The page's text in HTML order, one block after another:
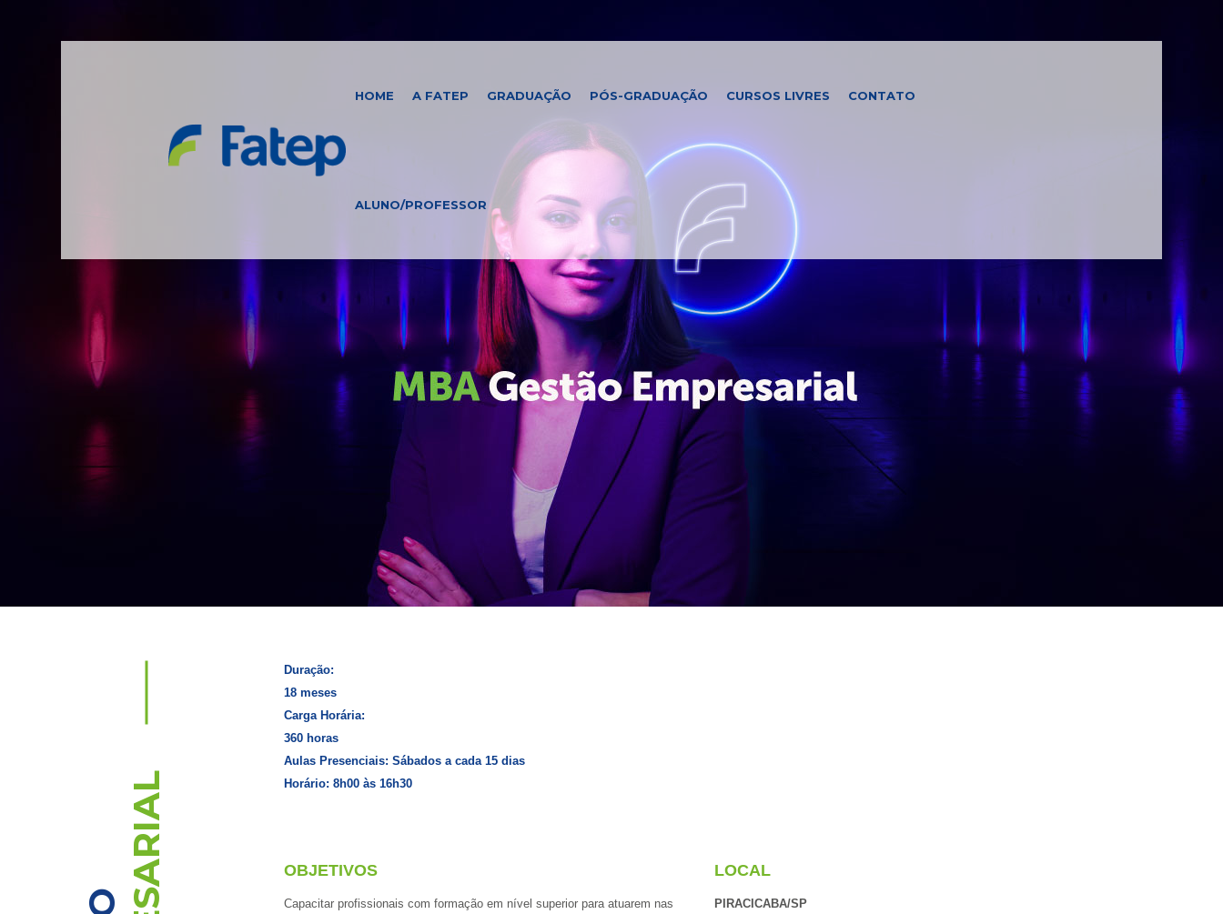
HOME A FATEP GRADUAÇÃO PÓS-GRADUAÇÃO CURSOS LIVRES CONTATO
ALUNO/PROFESSOR
Duração:
18 meses
Carga Horária:
360 horas
Aulas Presenciais: Sábados a cada 15 dias
Horário: 8h00 às 16h30
OBJETIVOS
Capacitar profissionais com formação em nível superior para atuarem nas
LOCAL
PIRACICABA/SP